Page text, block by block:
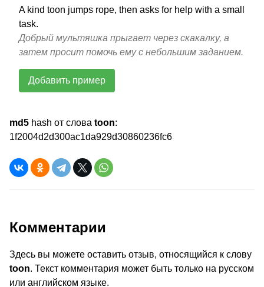
A kind toon jumps rope, then asks for help with a small
task.
Добрый мультяшка прыгает через скакалку, а
затем просит помочь ему с небольшим заданием.
Добавить пример
md5 hash от слова toon:
1f2004d2d300ac1da929d30860236fc6
Комментарии
Здесь вы можете оставить отзыв, относящийся к слову
toon. Текст комментария может быть только на русском
или английском языке.